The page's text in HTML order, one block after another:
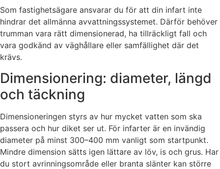
Som fastighetsägare ansvarar du för att din infart inte
hindrar det allmänna avvattningssystemet. Därför behöver
trumman vara rätt dimensionerad, ha tillräckligt fall och
vara godkänd av väghållare eller samfällighet där det
krävs.
Dimensionering: diameter, längd
och täckning
Dimensioneringen styrs av hur mycket vatten som ska
passera och hur diket ser ut. För infarter är en invändig
diameter på minst 300–400 mm vanligt som startpunkt.
Mindre dimension sätts igen lättare av löv, is och grus. Har
du stort avrinningsområde eller branta slänter kan större